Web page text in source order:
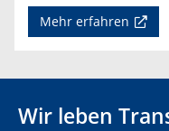
Mehr erfahren
Wir leben